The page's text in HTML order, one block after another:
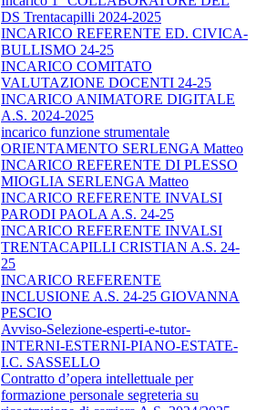
DS Trentacapilli 2024-2025
INCARICO REFERENTE ED. CIVICA-
BULLISMO 24-25
INCARICO COMITATO
VALUTAZIONE DOCENTI 24-25
INCARICO ANIMATORE DIGITALE
A.S. 2024-2025
incarico funzione strumentale
ORIENTAMENTO SERLENGA Matteo
INCARICO REFERENTE DI PLESSO
MIOGLIA SERLENGA Matteo
INCARICO REFERENTE INVALSI
PARODI PAOLA A.S. 24-25
INCARICO REFERENTE INVALSI
TRENTACAPILLI CRISTIAN A.S. 24-
25
INCARICO REFERENTE
INCLUSIONE A.S. 24-25 GIOVANNA
PESCIO
Avviso-Selezione-esperti-e-tutor-
INTERNI-ESTERNI-PIANO-ESTATE-
I.C. SASSELLO
Contratto d’opera intellettuale per
formazione personale segreteria su